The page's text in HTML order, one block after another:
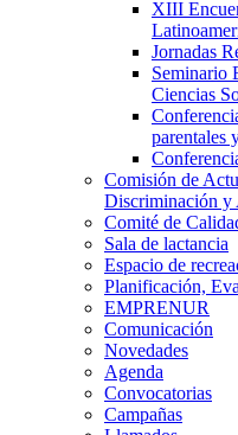
XIII
Jornadas
Seminario
Ciencias
parentales
Comisión de
Discriminación y
Comité de
Sala de lactancia
Espacio de
Planificación,
EMPRENUR
Comunicación
Novedades
Agenda
Convocatorias
Campañas